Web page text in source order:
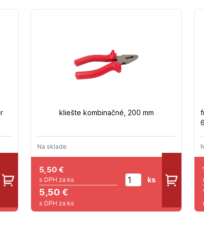
kliešte kombinačné, 200 mm
Na sklade
5,50 €
s DPH za ks
5,50 €
s DPH za ks
ks